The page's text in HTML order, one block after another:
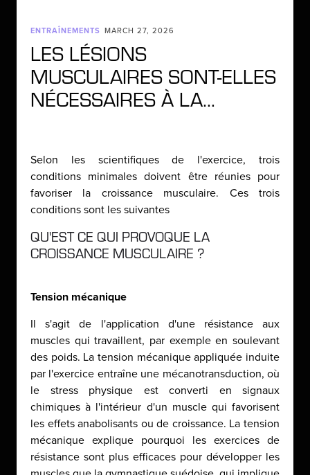
ENTRAÎNEMENTS MARCH 27, 2026
LES LÉSIONS
MUSCULAIRES SONT-ELLES
NÉCESSAIRES À LA…
Selon les scientifiques de l'exercice, trois
conditions minimales doivent être réunies pour
favoriser la croissance musculaire. Ces trois
conditions sont les suivantes
QU'EST CE QUI PROVOQUE LA
CROISSANCE MUSCULAIRE ?
Tension mécanique
Il s'agit de l'application d'une résistance aux
muscles qui travaillent, par exemple en soulevant
des poids. La tension mécanique appliquée induite
par l'exercice entraîne une mécanotransduction, où
le stress physique est converti en signaux
chimiques à l'intérieur d'un muscle qui favorisent
les effets anabolisants ou de croissance. La tension
mécanique explique pourquoi les exercices de
résistance sont plus efficaces pour développer les